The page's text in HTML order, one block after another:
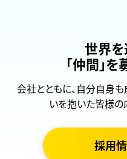
世界
「仲間」
会社とともに、自分自身
いを抱いた皆様の
採用